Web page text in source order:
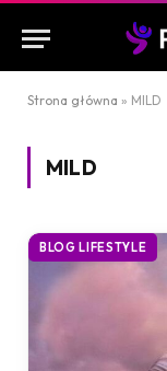
Strona główna » MILD
MILD
BLOG LIFESTYLE